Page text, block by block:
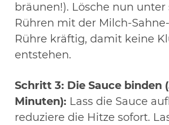
bräunen!). Lösche nun
Rühren mit der Milch-
Rühre kräftig, damit keine
entstehen.
Schritt 3: Die Sauce binden
Minuten): Lass die Sauce
reduziere die Hitze sofort.